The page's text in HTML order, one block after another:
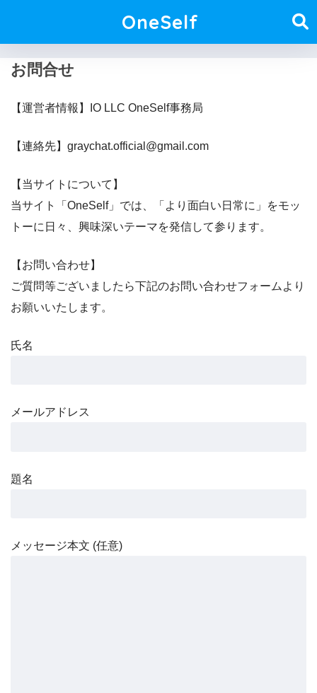
OneSelf
お問合せ
【運営者情報】IO LLC OneSelf事務局
【連絡先】graychat.official@gmail.com
【当サイトについて】
当サイト「OneSelf」では、「より面白い日常に」をモッ
トーに日々、興味深いテーマを発信して参ります。
【お問い合わせ】
ご質問等ございましたら下記のお問い合わせフォームより
お願いいたします。
氏名
メールアドレス
題名
メッセージ本文 (任意)